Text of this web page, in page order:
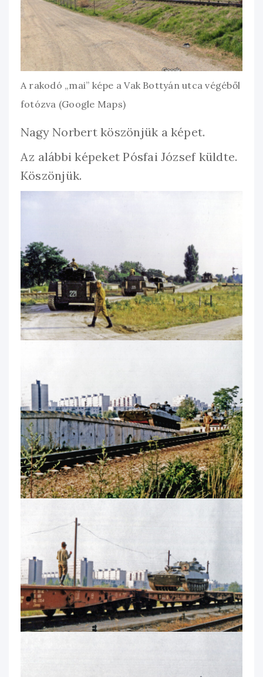
A rakodó „mai” képe a Vak Bottyán utca végéből
fotózva (Google Maps)
Nagy Norbert köszönjük a képet.
Az alábbi képeket Pósfai József küldte.
Köszönjük.